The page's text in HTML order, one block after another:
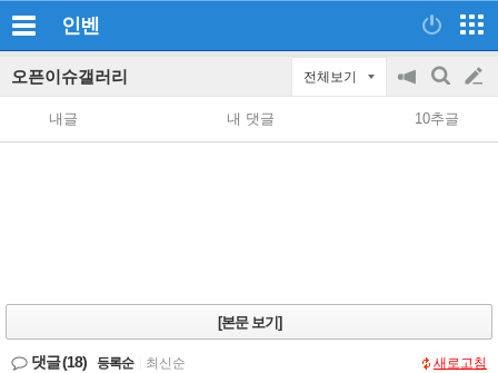
인벤
오픈이슈갤러리 전체보기
공
지
on/off
검
색
글
쓰
내글 내 댓글 10추글
[본문 보기]
댓글(18) 등록순 최신순 새로고침